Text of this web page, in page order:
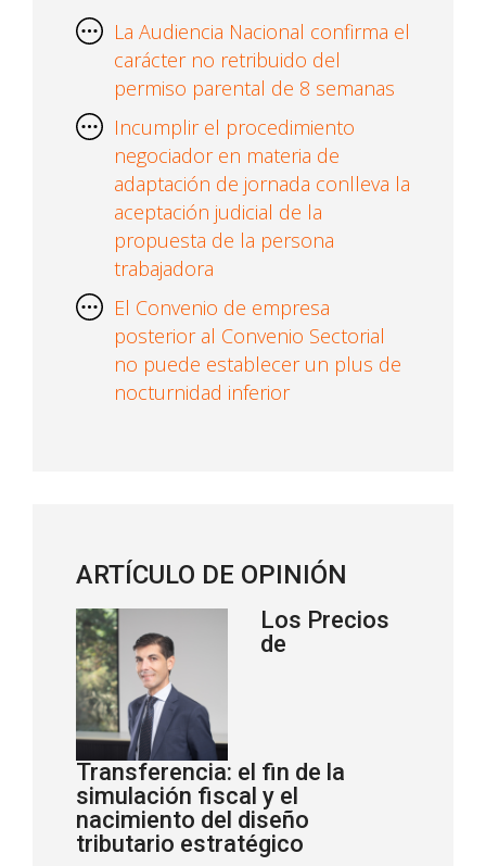
La Audiencia Nacional confirma el
carácter no retribuido del
permiso parental de 8 semanas
Incumplir el procedimiento
negociador en materia de
adaptación de jornada conlleva la
aceptación judicial de la
propuesta de la persona
trabajadora
El Convenio de empresa
posterior al Convenio Sectorial
no puede establecer un plus de
nocturnidad inferior
ARTÍCULO DE OPINIÓN
Los Precios
de
Transferencia: el fin de la
simulación fiscal y el
nacimiento del diseño
tributario estratégico